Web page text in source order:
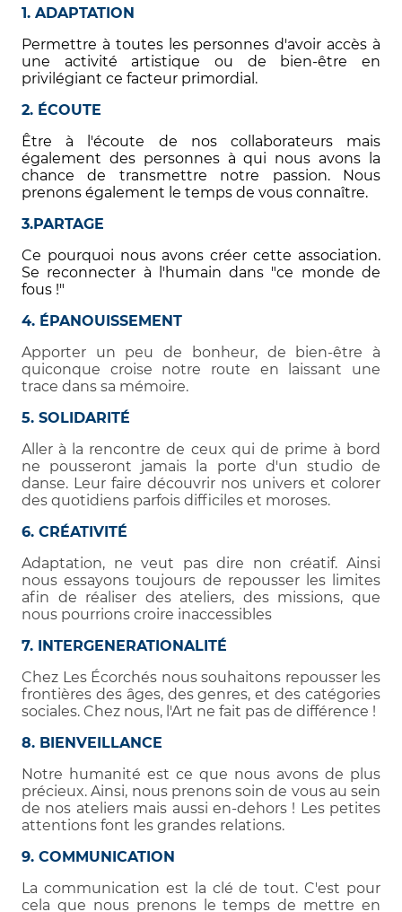
1. ADAPTATION
Permettre à toutes les personnes d'avoir accès à
une activité artistique ou de bien-être en
privilégiant ce facteur primordial.
2. ÉCOUTE
Être à l'écoute de nos collaborateurs mais
également des personnes à qui nous avons la
chance de transmettre notre passion. Nous
prenons également le temps de vous connaître.
3.PARTAGE
Ce pourquoi nous avons créer cette association.
Se reconnecter à l'humain dans "ce monde de
fous !"
4. ÉPANOUISSEMENT
Apporter un peu de bonheur, de bien-être à
quiconque croise notre route en laissant une
trace dans sa mémoire.
5. SOLIDARITÉ
Aller à la rencontre de ceux qui de prime à bord
ne pousseront jamais la porte d'un studio de
danse. Leur faire découvrir nos univers et colorer
des quotidiens parfois difficiles et moroses.
6. CRÉATIVITÉ
Adaptation, ne veut pas dire non créatif. Ainsi
nous essayons toujours de repousser les limites
afin de réaliser des ateliers, des missions, que
nous pourrions croire inaccessibles
7. INTERGENERATIONALITÉ
Chez Les Écorchés nous souhaitons repousser les
frontières des âges, des genres, et des catégories
sociales. Chez nous, l'Art ne fait pas de différence !
8. BIENVEILLANCE
Notre humanité est ce que nous avons de plus
précieux. Ainsi, nous prenons soin de vous au sein
de nos ateliers mais aussi en-dehors ! Les petites
attentions font les grandes relations.
9. COMMUNICATION
La communication est la clé de tout. C'est pour
cela que nous prenons le temps de mettre en